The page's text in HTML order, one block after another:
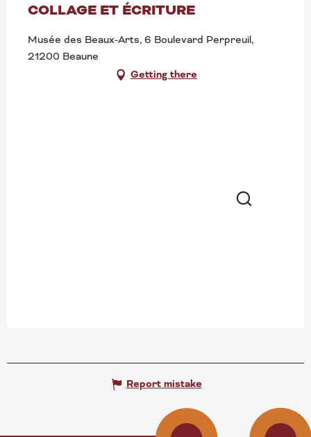
COLLAGE ET ÉCRITURE
Musée des Beaux-Arts, 6 Boulevard Perpreuil,
21200 Beaune
Getting there
Report mistake